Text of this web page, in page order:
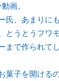
画。
氏、あまりにも
とうとうフワ
まで作られてし
菓子を開ける